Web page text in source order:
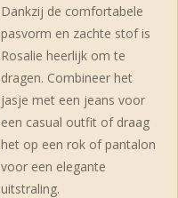
Dankzij de comfortabele
pasvorm en zachte stof is
Rosalie heerlijk om te
dragen. Combineer het
jasje met een jeans voor
een casual outfit of draag
het op een rok of pantalon
voor een elegante
uitstraling.